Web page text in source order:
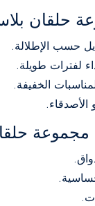
حلقان
حسب الإطلالة.
لفترات طويلة.
الخفيفة.
الأصدقاء.